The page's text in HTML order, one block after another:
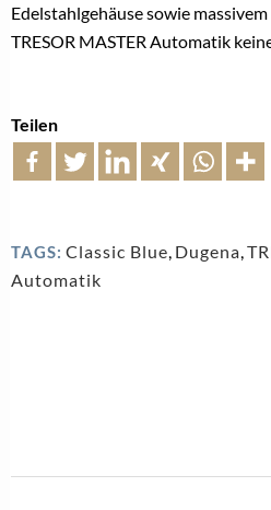
Edelstahlgehäuse sowie
TRESOR MASTER Automatik
Teilen
TAGS: Classic Blue, Dugena,
Automatik